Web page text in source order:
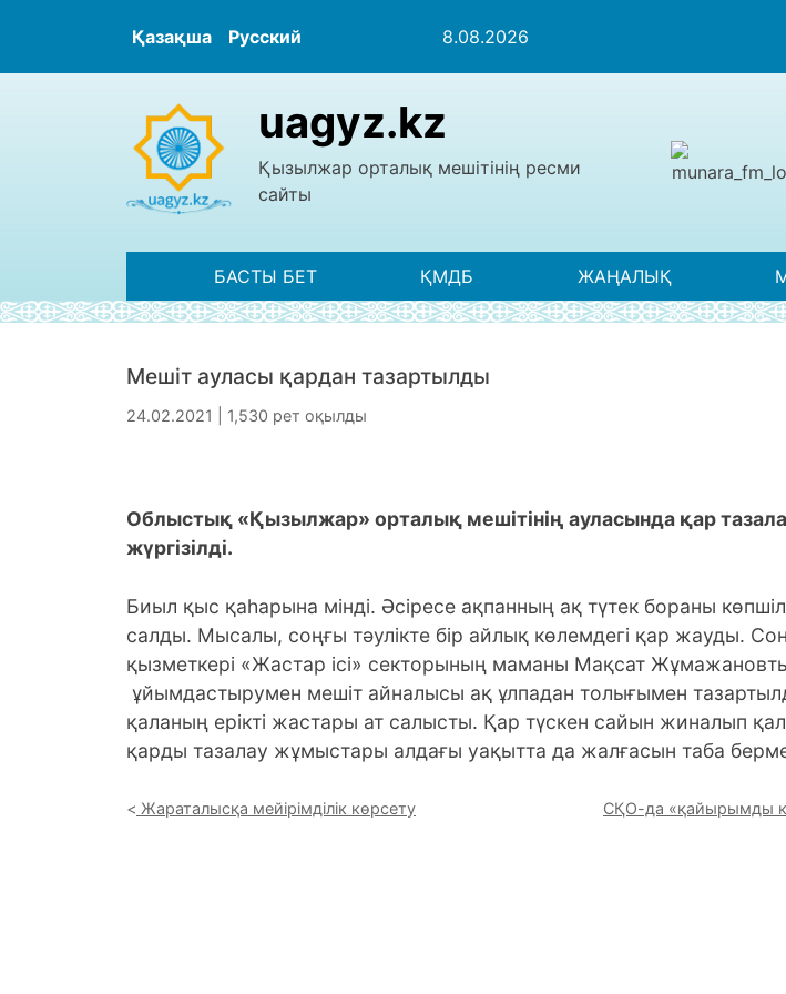
Қазақша Русский 8.08.2026
uagyz.kz
Қызылжар орталық мешітінің ресми
сайты
БАСТЫ БЕТ ҚМДБ ЖАҢАЛЫҚ
Мешіт ауласы қардан тазартылды
24.02.2021 | 1,530 рет оқылды
Облыстық «Қызылжар» орталық мешітінің ауласында қар
жүргізілді.
Биыл қыс қаһарына мінді. Әсіресе ақпанның ақ түтек бораны
салды. Мысалы, соңғы тәулікте бір айлық көлемдегі қар жауды.
қызметкері «Жастар ісі» секторының маманы Мақсат
ұйымдастырумен мешіт айналысы ақ ұлпадан толығымен
қаланың ерікті жастары ат салысты. Қар түскен сайын жиналып
қарды тазалау жұмыстары алдағы уақытта да жалғасын таба
Жараталысқа мейірімділік көрсету
СҚО-да «қайырымды